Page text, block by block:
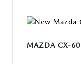
MAZDA CX-60